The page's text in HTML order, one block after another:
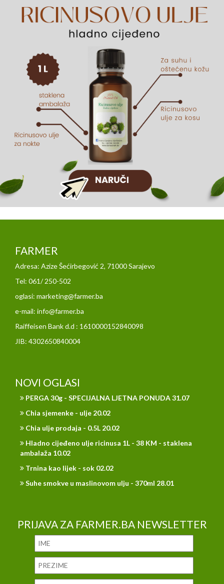
FARMER
Adresa: Azize Šećirbegović 2, 71000 Sarajevo
Tel: 061/ 250-502
oglasi: marketing@farmer.ba
e-mail: info@farmer.ba
Raiffeisen Bank d.d : 1610000152840098
JIB: 4302650840004
NOVI OGLASI
PERGA 30g - SPECIJALNA LJETNA PONUDA 31.07
Chia sjemenke - ulje 20.02
Chia ulje prodaja - 0.5L 20.02
Hladno cijeđeno ulje ricinusa 1L - 38 KM - staklena
ambalaža 10.02
Trnina kao lijek - sok 02.02
Suhe smokve u maslinovom ulju - 370ml 28.01
PRIJAVA ZA FARMER.BA NEWSLETTER